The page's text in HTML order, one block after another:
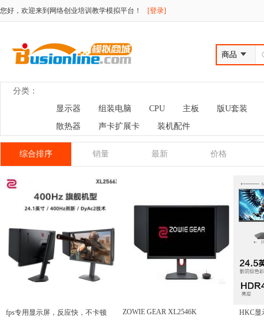
您好，欢迎来到网络创业培训教学模拟平台！ [登录]
分类：
显示器
组装电脑 CPU 主板
版U套装
散热器
声卡扩展卡 装机配件
综合排序 销量 最新 价格
fps专用显示屏，反应快，不卡顿 ZOWIE GEAR XL2546K HKC显